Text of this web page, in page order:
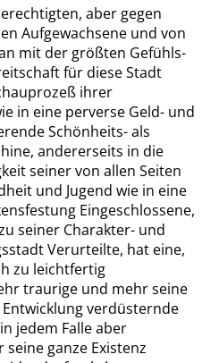
aber gegen
Aufgewachsene und von
mit der größten Gefühls-
für diese Stadt
ihrer
in eine perverse Geld- und
Schönheits- als
andererseits in die
seiner von allen Seiten
und Jugend wie in eine
Eingeschlossene,
seiner Charakter- und
Verurteilte, hat eine,
zu leichtfertig
traurige und mehr seine
verdüsternde
jedem Falle aber
ganze Existenz